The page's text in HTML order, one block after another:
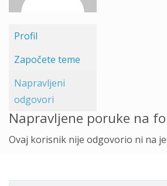
Profil
Započete teme
Napravljeni
odgovori
Napravljene poruke na
Ovaj korisnik nije odgovorio ni na